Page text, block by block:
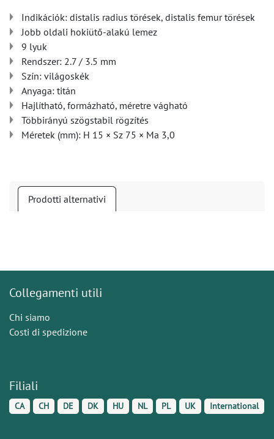
Indikációk: distalis radius törések, distalis femur törések
Jobb oldali hokiütő-alakú lemez
9 lyuk
Rendszer: 2.7 / 3.5 mm
Szín: világoskék
Anyaga: titán
Hajlítható, formázható, méretre vágható
Többirányú szögstabil rögzítés
Méretek (mm): H 15 × Sz 75 × Ma 3,0
Prodotti alternativi
Collegamenti utili
Chi siamo
Costi di spedizione
Filiali
CA CH DE DK HU NL PL UK International